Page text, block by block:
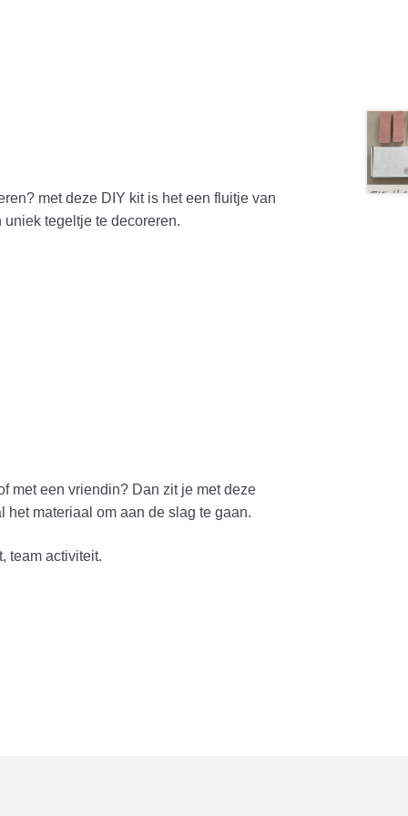
met deze DIY kit is het een fluitje van
tegeltje te decoreren.
met een vriendin? Dan zit je met deze
het materiaal om aan de slag te gaan.
team activiteit.